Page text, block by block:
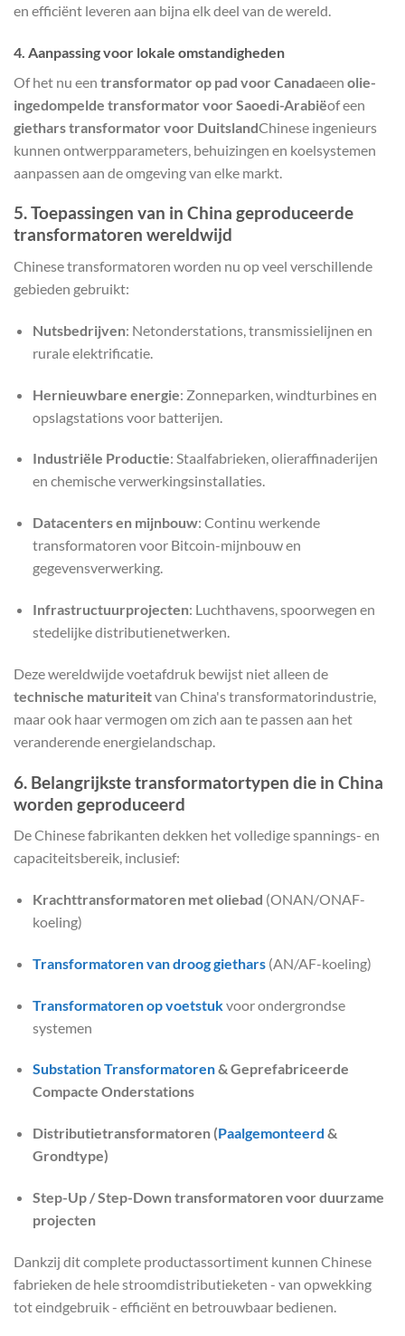
en efficiënt leveren aan bijna elk deel van de wereld.
4. Aanpassing voor lokale omstandigheden
Of het nu een transformator op pad voor Canadaeen olie-
ingedompelde transformator voor Saoedi-Arabiëof een
giethars transformator voor DuitslandChinese ingenieurs
kunnen ontwerpparameters, behuizingen en koelsystemen
aanpassen aan de omgeving van elke markt.
5. Toepassingen van in China geproduceerde
transformatoren wereldwijd
Chinese transformatoren worden nu op veel verschillende
gebieden gebruikt:
Nutsbedrijven: Netonderstations, transmissielijnen en
rurale elektrificatie.
Hernieuwbare energie: Zonneparken, windturbines en
opslagstations voor batterijen.
Industriële Productie: Staalfabrieken, olieraffinaderijen
en chemische verwerkingsinstallaties.
Datacenters en mijnbouw: Continu werkende
transformatoren voor Bitcoin-mijnbouw en
gegevensverwerking.
Infrastructuurprojecten: Luchthavens, spoorwegen en
stedelijke distributienetwerken.
Deze wereldwijde voetafdruk bewijst niet alleen de
technische maturiteitvan China's transformatorindustrie,
maar ook haar vermogen om zich aan te passen aan het
veranderende energielandschap.
6. Belangrijkste transformatortypen die in China
worden geproduceerd
De Chinese fabrikanten dekken het volledige spannings- en
capaciteitsbereik, inclusief:
Krachttransformatoren met oliebad (ONAN/ONAF-
koeling)
Transformatoren van droog giethars(AN/AF-koeling)
Transformatoren op voetstukvoor ondergrondse
systemen
Substation Transformatoren& Geprefabriceerde
Compacte Onderstations
Distributietransformatoren (Paalgemonteerd &
Grondtype)
Step-Up / Step-Down transformatoren voor duurzame
projecten
Dankzij dit complete productassortiment kunnen Chinese
fabrieken de hele stroomdistributieketen - van opwekking
tot eindgebruik - efficiënt en betrouwbaar bedienen.